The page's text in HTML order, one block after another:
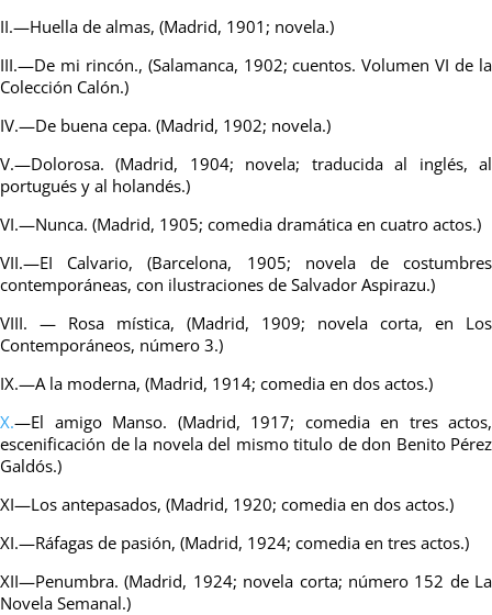
II.—Huella de almas, (Madrid, 1901; novela.)
III.—De mi rincón., (Salamanca, 1902; cuentos. Volumen VI de la
Colección Calón.)
IV.—De buena cepa. (Madrid, 1902; novela.)
V.—Dolorosa. (Madrid, 1904; novela; traducida al inglés, al
portugués y al holandés.)
VI.—Nunca. (Madrid, 1905; comedia dramática en cuatro actos.)
VII.—EI Calvario, (Barcelona, 1905; novela de costumbres
contemporáneas, con ilustraciones de Salvador Aspirazu.)
VIII. — Rosa mística, (Madrid, 1909; novela corta, en Los
Contemporáneos, número 3.)
IX.—A la moderna, (Madrid, 1914; comedia en dos actos.)
X.—El amigo Manso. (Madrid, 1917; comedia en tres actos,
escenificación de la novela del mismo titulo de don Benito Pérez
Galdós.)
XI—Los antepasados, (Madrid, 1920; comedia en dos actos.)
XI.—Ráfagas de pasión, (Madrid, 1924; comedia en tres actos.)
XII—Penumbra. (Madrid, 1924; novela corta; número 152 de La
Novela Semanal.)